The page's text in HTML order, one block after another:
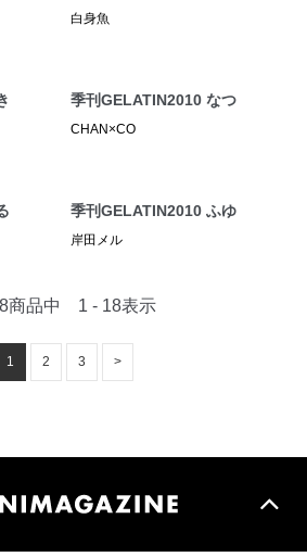
白身魚
季刊GELATIN2010 なつ
CHAN×CO
季刊GELATIN2010 ふゆ
岸田メル
商品中 1 - 18表示
1 2 3 >